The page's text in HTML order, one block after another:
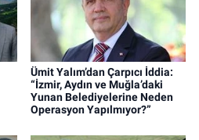
Ümit Yalım’dan Çarpıcı İddia:
“İzmir, Aydın ve Muğla’daki
Yunan Belediyelerine Neden
Operasyon Yapılmıyor?”